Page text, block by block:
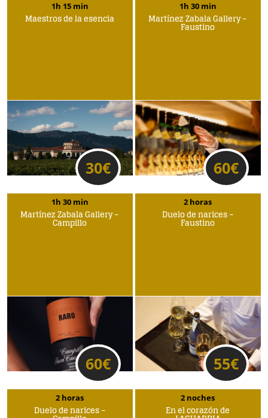
1h 15 min
Maestros de la esencia
30€
1h 30 min
Martínez Zabala Gallery –
Faustino
60€
1h 30 min
Martínez Zabala Gallery –
Campillo
60€
2 horas
Duelo de narices –
Faustino
55€
2 horas
Duelo de narices –
2 noches
En el corazón de